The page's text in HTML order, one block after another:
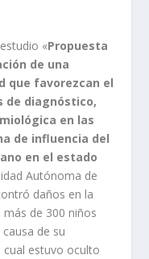
«Propuesta
de una
que favorezcan el
de diagnóstico,
en las
de influencia del
en el estado
Autónoma de
daños en la
de 300 niños
de su
cual estuvo oculto